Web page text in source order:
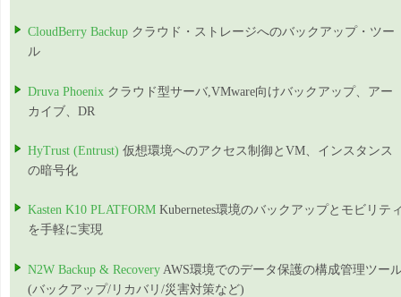
CloudBerry Backup クラウド・ストレージへのバックアップ・ツー
ル
Druva Phoenix クラウド型サーバ,VMware向けバックアップ、アー
カイブ、DR
HyTrust (Entrust) 仮想環境へのアクセス制御とVM、インスタンス
の暗号化
Kasten K10 PLATFORM Kubernetes環境のバックアップとモビリテ
を手軽に実現
N2W Backup & Recovery AWS環境でのデータ保護の構成管理ツー
(バックアップ/リカバリ/災害対策など)